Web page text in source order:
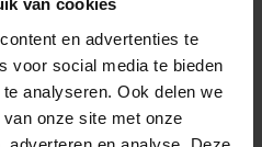
van cookies
en advertenties te
voor social media te bieden
analyseren. Ook delen we
onze site met onze